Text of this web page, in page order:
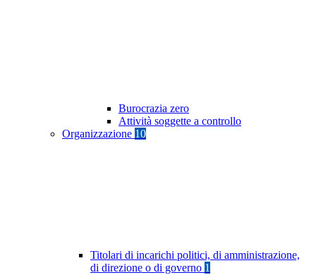
Burocrazia zero
Attività soggette a controllo
Organizzazione 10
Titolari di incarichi politici, di amministrazione,
di direzione o di governo 1